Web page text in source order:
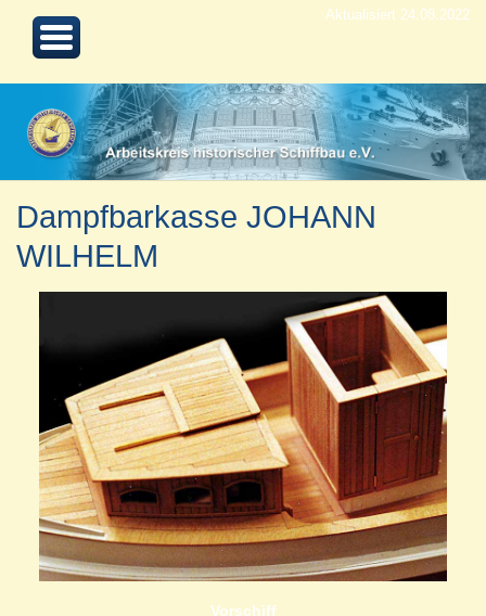
Aktualisiert 24.08.2022
Dampfbarkasse JOHANN
WILHELM
Vorschiff